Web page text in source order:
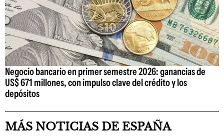
Negocio bancario en primer semestre 2026: ganancias de
US$ 671 millones, con impulso clave del crédito y los
depósitos
MÁS NOTICIAS DE ESPAÑA